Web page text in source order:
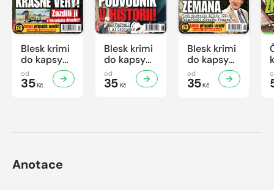
Blesk krimi
do kapsy
č.7/2026
od
35Kč
Blesk krimi
do kapsy
č.6/2026
od
35Kč
Blesk krimi
do kapsy
č.5/2026
od
35Kč
Anotace